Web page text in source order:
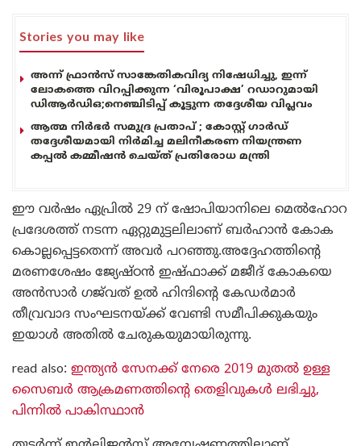
Stories you may like
അന്ന് ഫ്രാൻസ് സാങ്കേതികവിദ്യ നിഷേധിച്ചു, ഇന്ന്
ലോകത്തെ വിറപ്പിക്കുന്ന ‘വിരൂപാക്ഷ’ റഡാറുമായി
ഡിആർഡിഒ;നെഞ്ചിടിപ്പ് കൂട്ടുന്ന തദ്ദേശീയ വിപ്ലവം
ആത്മ നിർഭർ സമുദ്ര പ്രതാപ് ; കോസ്റ്റ് ഗാർഡ്
തദ്ദേശീയമായി നിർമിച്ച മലിനീകരണ നിയന്ത്രണ
കപ്പൽ കമ്മീഷൻ ചെയ്ത് പ്രതിരോധ മന്ത്രി
ഈ വർഷം ഏപ്രിൽ 29 ന് ഷോപിയാനിലെ മെൽഹോറ
പ്രദേശത്ത് നടന്ന ഏറ്റുമുട്ടലിലാണ് ബർഹാൻ കോക
കൊല്ലപ്പെട്ടതെന്ന് അവർ പറഞ്ഞു.അദ്ദേഹത്തിന്റെ
മരണശേഷം ജ്യേഷ്ഠൻ ഇഷ്ഫാക്ക് മജീദ് കോകയെ
അൻസാർ ഗജ്‌വത് ഉൽ ഹിന്ദിന്റെ കേഡർമാർ
തീവ്രവാദ സംഘടനയ്ക്ക് വേണ്ടി സമീപിക്കുകയും
ഇയാൾ അതിൽ ചേരുകയുമായിരുന്നു.
read also: ഇന്ത്യൻ സേനക്ക് നേരെ 2019 മുതൽ ഉള്ള
സൈബർ ആക്രമണത്തിന്റെ തെളിവുകൾ ലഭിച്ചു,
പിന്നില്‍ പാകിസ്ഥാന്‍